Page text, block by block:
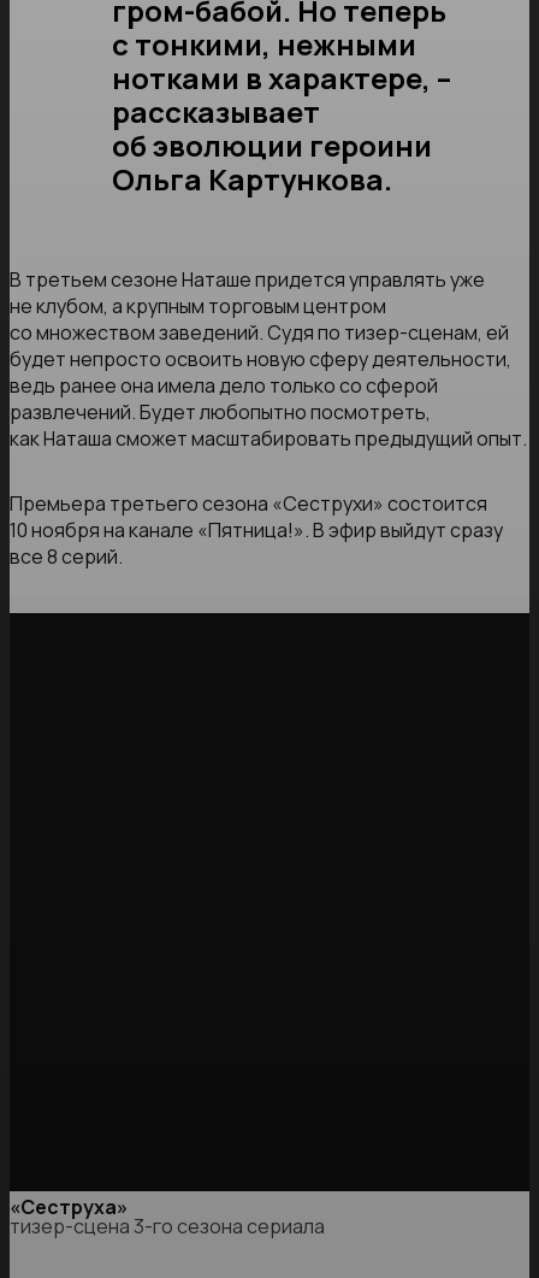
гром-бабой. Но теперь
с тонкими, нежными
нотками в характере, –
рассказывает
об эволюции героини
Ольга Картункова.
В третьем сезоне Наташе придется управлять уже
не клубом, а крупным торговым центром
со множеством заведений. Судя по тизер-сценам, ей
будет непросто освоить новую сферу деятельности,
ведь ранее она имела дело только со сферой
развлечений. Будет любопытно посмотреть,
как Наташа сможет масштабировать предыдущий опыт.
Премьера третьего сезона «Сеструхи» состоится
10 ноября на канале «Пятница!». В эфир выйдут сразу
все 8 серий.
«Сеструха»
тизер-сцена 3-го сезона сериала